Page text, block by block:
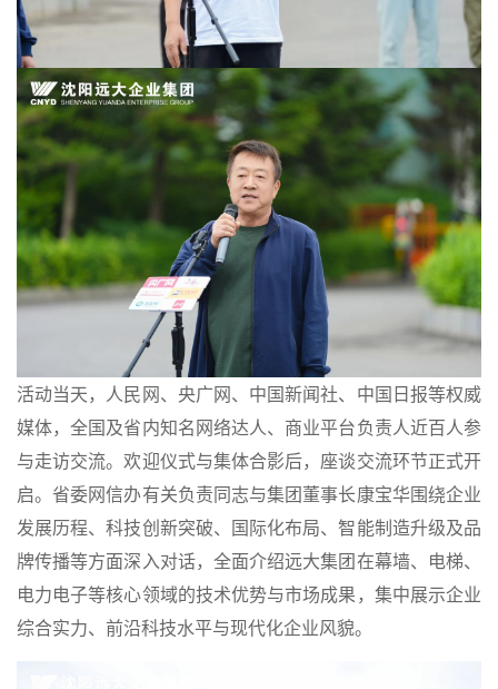
活动当天， 人民网、央广网、 中国新闻社、中国日报等权威
媒体，全国及省内知名网络达人、商业平台负责人近百人参
与走访交流。欢迎仪式与集体合影后，座谈交流环节正式开
启。省委网信办有关负责同志与集团董事长康宝华围绕企业
发展历程、科技创新突破、国际化布局、智能制造升级及品
牌传播等方面深入对话，全面介绍远大集团在幕墙、电梯、
电力电子等核心领域的技术优势与市场成果，集中展示企业
综合实力、前沿科技水平与现代化企业风貌。